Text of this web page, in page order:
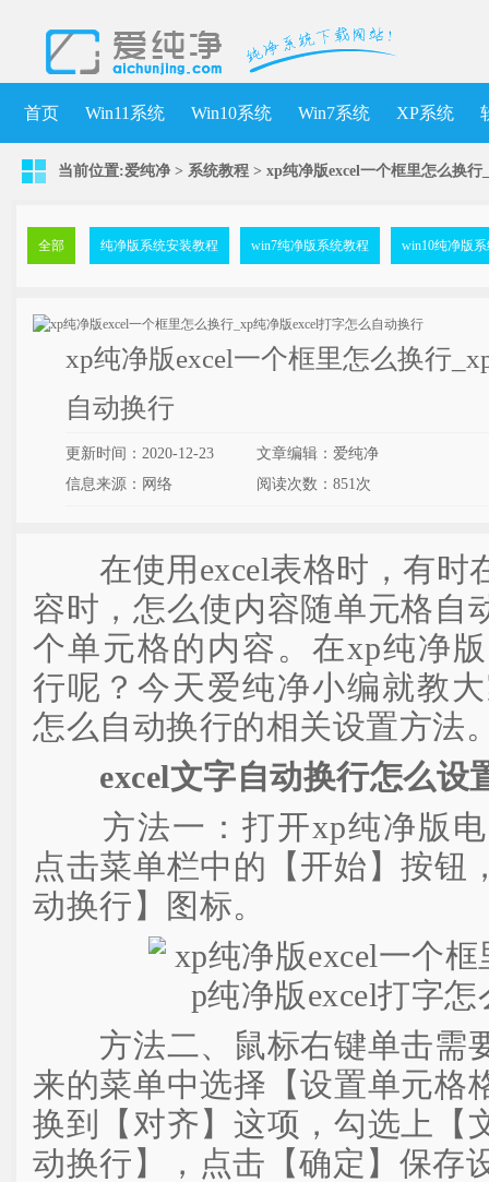
首页 Win11系统 Win10系统 Win7系统 XP系统
当前位置:爱纯净 > 系统教程 > xp纯净版excel一个框里怎么换
全部 纯净版系统安装教程 win7纯净版系统教程 win10纯净版
xp纯净版excel一个框里怎么换行
自动换行
更新时间：2020-12-23
文章编辑：爱纯净
信息来源：网络
阅读次数： 851次
在使用excel表格时，有时
容时，怎么使内容随单元格自
个单元格的内容。在xp纯净
行呢？今天爱纯净小编就教
怎么自动换行的相关设置方法
excel文字自动换行怎么设
方法一：打开xp纯净版电
点击菜单栏中的【开始】按钮
动换行】图标。
方法二、鼠标右键单击需
来的菜单中选择【设置单元格
换到【对齐】这项，勾选上【
动换行】，点击【确定】保存